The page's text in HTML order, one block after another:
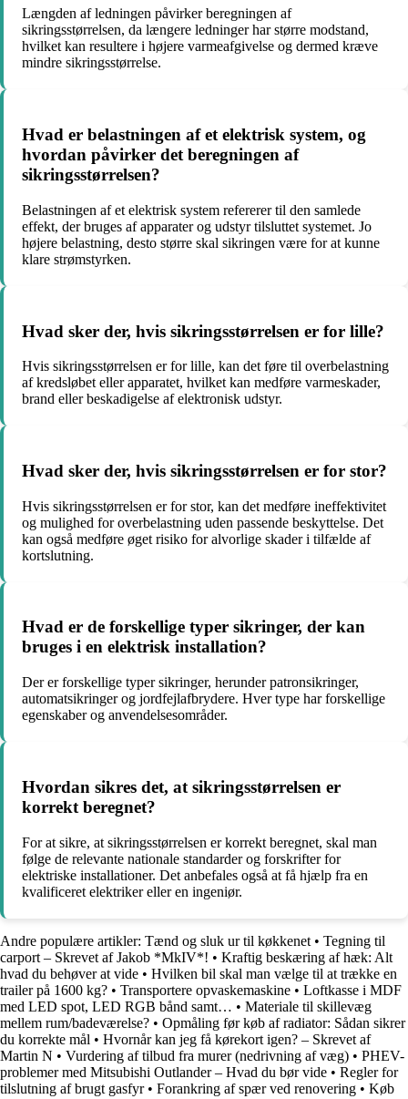
Længden af ledningen påvirker beregningen af
sikringsstørrelsen, da længere ledninger har større modstand,
hvilket kan resultere i højere varmeafgivelse og dermed kræve
mindre sikringsstørrelse.
Hvad er belastningen af et elektrisk system, og
hvordan påvirker det beregningen af
sikringsstørrelsen?
Belastningen af et elektrisk system refererer til den samlede
effekt, der bruges af apparater og udstyr tilsluttet systemet. Jo
højere belastning, desto større skal sikringen være for at kunne
klare strømstyrken.
Hvad sker der, hvis sikringsstørrelsen er for lille?
Hvis sikringsstørrelsen er for lille, kan det føre til overbelastning
af kredsløbet eller apparatet, hvilket kan medføre varmeskader,
brand eller beskadigelse af elektronisk udstyr.
Hvad sker der, hvis sikringsstørrelsen er for stor?
Hvis sikringsstørrelsen er for stor, kan det medføre ineffektivitet
og mulighed for overbelastning uden passende beskyttelse. Det
kan også medføre øget risiko for alvorlige skader i tilfælde af
kortslutning.
Hvad er de forskellige typer sikringer, der kan
bruges i en elektrisk installation?
Der er forskellige typer sikringer, herunder patronsikringer,
automatsikringer og jordfejlafbrydere. Hver type har forskellige
egenskaber og anvendelsesområder.
Hvordan sikres det, at sikringsstørrelsen er
korrekt beregnet?
For at sikre, at sikringsstørrelsen er korrekt beregnet, skal man
følge de relevante nationale standarder og forskrifter for
elektriske installationer. Det anbefales også at få hjælp fra en
kvalificeret elektriker eller en ingeniør.
Andre populære artikler: Tænd og sluk ur til køkkenet • Tegning til
carport – Skrevet af Jakob *MkIV*! • Kraftig beskæring af hæk: Alt
hvad du behøver at vide • Hvilken bil skal man vælge til at trække en
trailer på 1600 kg? • Transportere opvaskemaskine • Loftkasse i MDF
med LED spot, LED RGB bånd samt… • Materiale til skillevæg
mellem rum/badeværelse? • Opmåling før køb af radiator: Sådan sikrer
du korrekte mål • Hvornår kan jeg få kørekort igen? – Skrevet af
Martin N • Vurdering af tilbud fra murer (nedrivning af væg) • PHEV-
problemer med Mitsubishi Outlander – Hvad du bør vide • Regler for
tilslutning af brugt gasfyr• Forankring af spær ved renovering • Køb